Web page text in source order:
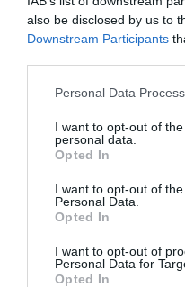
also be disclosed by us to
Downstream Participants
Please note that this
not limited to your visit or
grant or deny consent to
use your data for below
consent section.
Personal Data
I want to opt-out of
personal data.
Opted In
I want to opt-out of
Personal Data.
Opted In
I want to opt-out of
Personal Data for
Opted In
szerelem?
Ezért éri meg a
Ha nincs home
hibrid munkavégzés adó